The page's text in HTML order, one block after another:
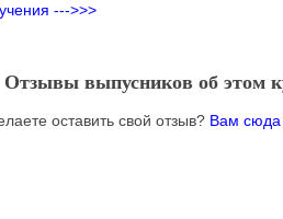
--->>>
Отзывы выпусников об этом
оставить свой отзыв? Вам